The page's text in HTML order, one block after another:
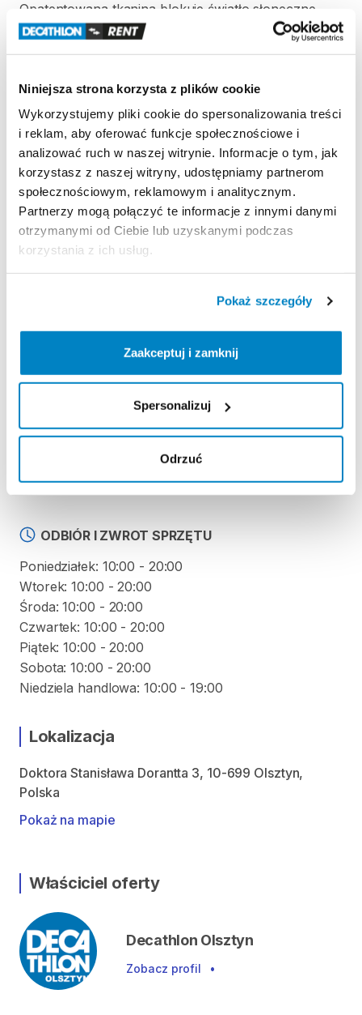
Niniejsza strona korzysta z plików cookie
Wykorzystujemy pliki cookie do spersonalizowania treści
i reklam, aby oferować funkcje społecznościowe i
analizować ruch w naszej witrynie. Informacje o tym, jak
korzystasz z naszej witryny, udostępniamy partnerom
społecznościowym, reklamowym i analitycznym.
Partnerzy mogą połączyć te informacje z innymi danymi
otrzymanymi od Ciebie lub uzyskanymi podczas
korzystania z ich usług.
Pokaż szczegóły
Zaakceptuj i zamknij
Spersonalizuj
Odrzuć
Opatentowana tkanina blokuje światło słoneczne.
tunelu aerodynamicznym.
Wodoodporność
Wodoodporność (Schmerber): Tropik ＞ 2000 mm.
Podłoga sypialni ＞ 2400 mm.
Strona produktu w sklepie
REGULAMIN
Regulamin wypożyczalni
KAUCJA
Nie pobieramy kaucji za wypożyczenie tego
produktu
ODBIÓR I ZWROT SPRZĘTU
Poniedziałek: 10:00 - 20:00
Wtorek: 10:00 - 20:00
Środa: 10:00 - 20:00
Czwartek: 10:00 - 20:00
Piątek: 10:00 - 20:00
Sobota: 10:00 - 20:00
Niedziela handlowa: 10:00 - 19:00
Lokalizacja
Doktora Stanisława Dorantta 3, 10-699 Olsztyn,
Polska
Pokaż na mapie
Właściciel oferty
Decathlon Olsztyn
Zobacz profil •